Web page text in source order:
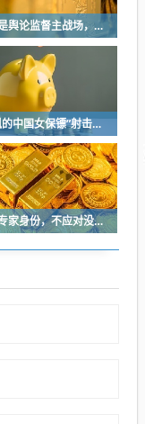
互联网已是舆论监督主战场，让我们用这五点珍惜它
“又酷又飒的中国女保镖”射击夺冠
以隋波的专家身份，不应对没统一标准的口味指手画脚，依仗专家身份欺负一线厨师